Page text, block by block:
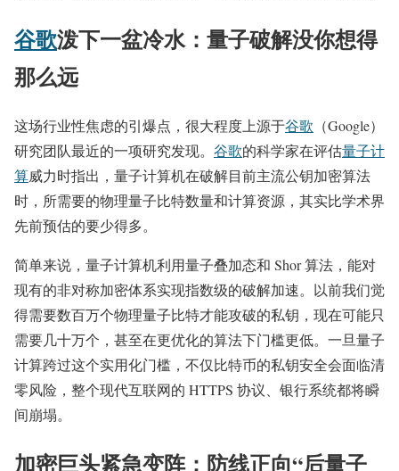
谷歌泼下一盆冷水：量子破解没你想得
那么远
这场行业性焦虑的引爆点，很大程度上源于谷歌 （Google）
研究团队最近的一项研究发现。 谷歌的科学家在评估量子计
算威力时指出，量子计算机在破解目前主流公钥加密算法
时，所需要的物理量子比特数量和计算资源，其实比学术界
先前预估的要少得多。
简单来说，量子计算机利用量子叠加态和 Shor 算法，能对
现有的非对称加密体系实现指数级的破解加速。以前我们觉
得需要数百万个物理量子比特才能攻破的私钥，现在可能只
需要几十万个，甚至在更优化的算法下门槛更低。一旦量子
计算跨过这个实用化门槛，不仅比特币的私钥安全会面临清
零风险，整个现代互联网的 HTTPS 协议、银行系统都将瞬
间崩塌。
加密巨头紧急变阵：防线正向“后量子